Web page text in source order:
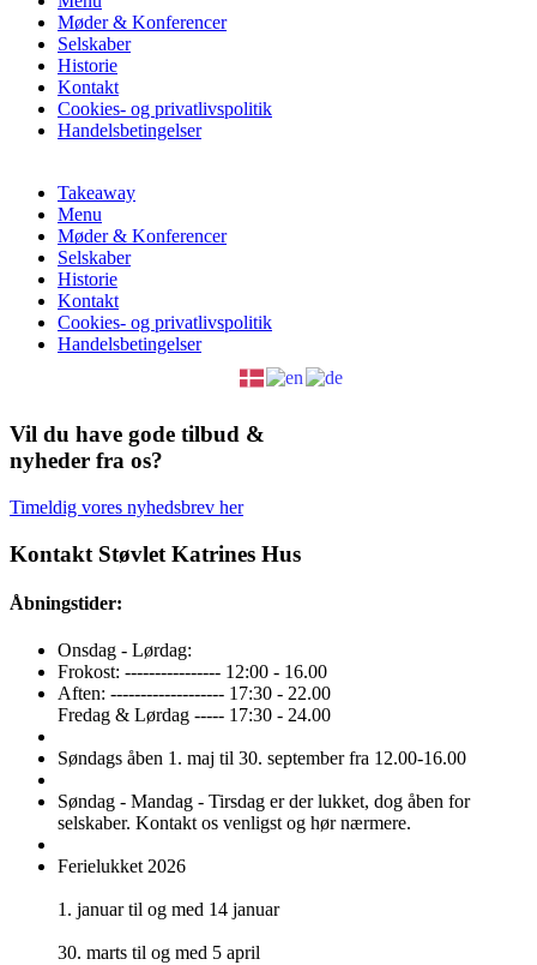
Møder & Konferencer
Selskaber
Historie
Kontakt
Cookies- og privatlivspolitik
Handelsbetingelser
Takeaway
Menu
Møder & Konferencer
Selskaber
Historie
Kontakt
Cookies- og privatlivspolitik
Handelsbetingelser
Vil du have gode tilbud &
nyheder fra os?
Timeldig vores nyhedsbrev her
Kontakt Støvlet Katrines Hus
Åbningstider:
Onsdag - Lørdag:
Frokost: ---------------- 12:00 - 16.00
Aften: ------------------- 17:30 - 22.00
Fredag & Lørdag ----- 17:30 - 24.00
Søndags åben 1. maj til 30. september fra 12.00-16.00
Søndag - Mandag - Tirsdag er der lukket, dog åben for
selskaber. Kontakt os venligst og hør nærmere.
Ferielukket 2026
1. januar til og med 14 januar
30. marts til og med 5 april